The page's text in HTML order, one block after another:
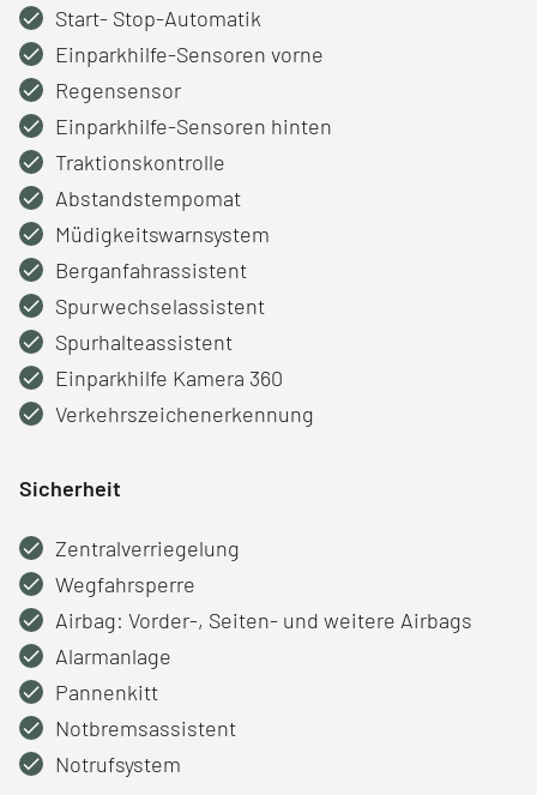
Start- Stop-Automatik
Einparkhilfe-Sensoren vorne
Regensensor
Einparkhilfe-Sensoren hinten
Traktionskontrolle
Abstandstempomat
Müdigkeitswarnsystem
Berganfahrassistent
Spurwechselassistent
Spurhalteassistent
Einparkhilfe Kamera 360
Verkehrszeichenerkennung
Sicherheit
Zentralverriegelung
Wegfahrsperre
Airbag: Vorder-, Seiten- und weitere Airbags
Alarmanlage
Pannenkitt
Notbremsassistent
Notrufsystem